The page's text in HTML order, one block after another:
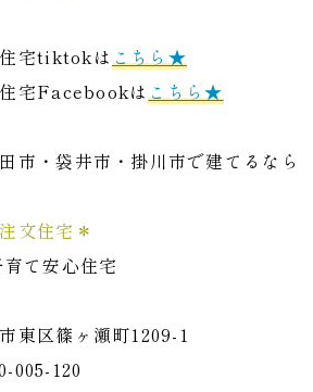
宅tiktokはこちら★
宅Facebookはこちら★
市・袋井市・掛川市で建てるなら
文住宅＊
て安心住宅
東区篠ヶ瀬町1209-1
005-120